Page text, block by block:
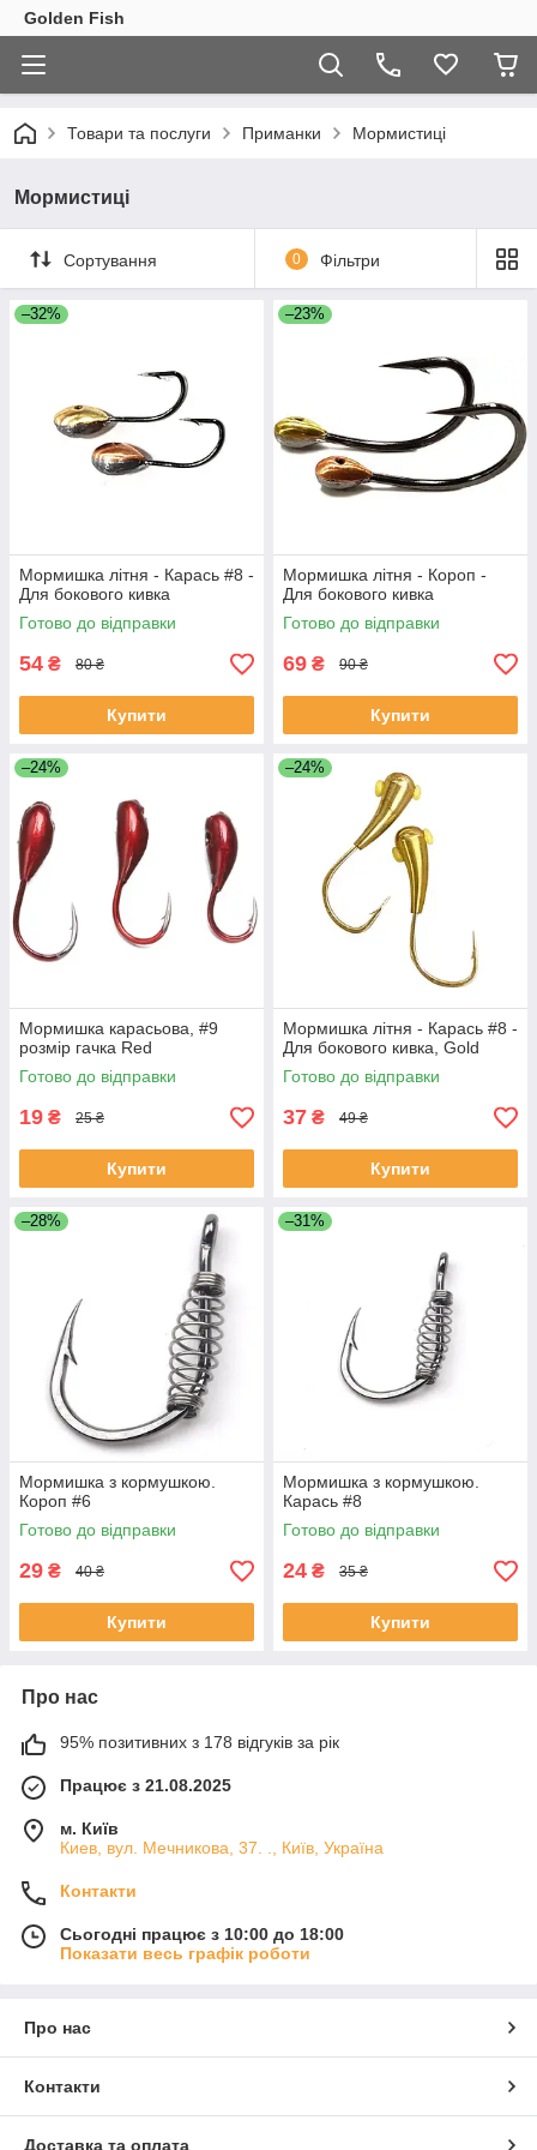
Golden Fish
Товари та послуги Приманки Мормистиці
Мормистиці
Сортування 0 Фільтри
–32%
Мормишка літня - Карась #8 -
Для бокового кивка
Готово до відправки
54 ₴ 80 ₴
Купити
–23%
Мормишка літня - Короп -
Для бокового кивка
Готово до відправки
69 ₴ 90 ₴
Купити
–24%
Мормишка карасьова, #9
розмір гачка Red
Готово до відправки
19 ₴ 25 ₴
Купити
–24%
Мормишка літня - Карась #8 -
Для бокового кивка, Gold
Готово до відправки
37 ₴ 49 ₴
Купити
–28%
Мормишка з кормушкою.
Короп #6
Готово до відправки
29 ₴ 40 ₴
Купити
–31%
Мормишка з кормушкою.
Карась #8
Готово до відправки
24 ₴ 35 ₴
Купити
Про нас
95% позитивних з 178 відгуків за рік
Працює з 21.08.2025
м. Київ
Киев, вул. Мечникова, 37. ., Київ, Україна
Контакти
Сьогодні працює з 10:00 до 18:00
Показати весь графік роботи
Про нас
Контакти
Доставка та оплата